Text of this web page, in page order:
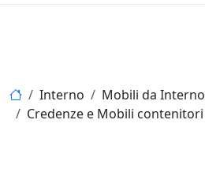
Interno
Mobili da Interno
Credenze e Mobili contenitori